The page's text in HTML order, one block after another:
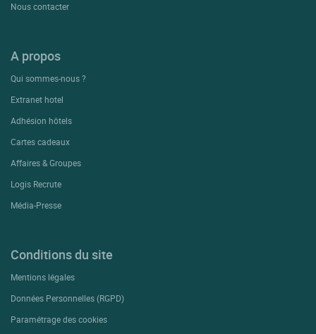
Nous contacter
A propos
Qui sommes-nous ?
Extranet hotel
Adhésion hôtels
Cartes cadeaux
Affaires & Groupes
Logis Recrute
Média-Presse
Conditions du site
Mentions légales
Données Personnelles (RGPD)
Paramétrage des cookies